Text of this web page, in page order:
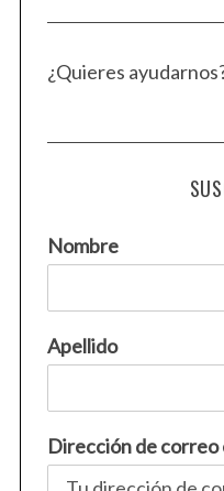
¿Quieres
Nombre
Apellido
Dirección de